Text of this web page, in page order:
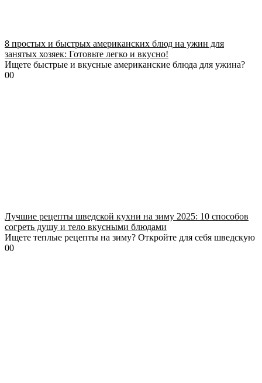
8 простых и быстрых американских блюд на ужин для
занятых хозяек: Готовьте легко и вкусно!
Ищете быстрые и вкусные американские блюда для ужина?
00
Лучшие рецепты шведской кухни на зиму 2025: 10 способов
согреть душу и тело вкусными блюдами
Ищете теплые рецепты на зиму? Откройте для себя шведскую
00